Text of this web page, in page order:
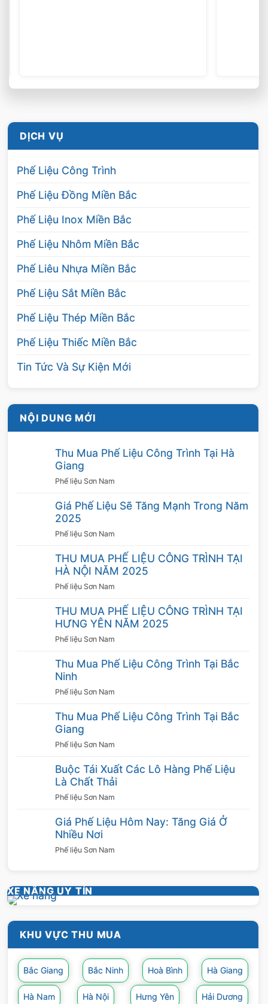
DỊCH VỤ
Phế Liệu Công Trình
Phế Liệu Đồng Miền Bắc
Phế Liệu Inox Miền Bắc
Phế Liệu Nhôm Miền Bắc
Phế Liêu Nhựa Miền Bắc
Phế Liệu Sắt Miền Bắc
Phế Liệu Thép Miền Bắc
Phế Liệu Thiếc Miền Bắc
Tin Tức Và Sự Kiện Mới
NỘI DUNG MỚI
Thu Mua Phế Liệu Công Trình Tại Hà
Giang
Phế liệu Sơn Nam
Giá Phế Liệu Sẽ Tăng Mạnh Trong Năm
2025
Phế liệu Sơn Nam
THU MUA PHẾ LIỆU CÔNG TRÌNH TẠI
HÀ NỘI NĂM 2025
Phế liệu Sơn Nam
THU MUA PHẾ LIỆU CÔNG TRÌNH TẠI
HƯNG YÊN NĂM 2025
Phế liệu Sơn Nam
Thu Mua Phế Liệu Công Trình Tại Bắc
Ninh
Phế liệu Sơn Nam
Thu Mua Phế Liệu Công Trình Tại Bắc
Giang
Phế liệu Sơn Nam
Buộc Tái Xuất Các Lô Hàng Phế Liệu
Là Chất Thải
Phế liệu Sơn Nam
Giá Phế Liệu Hôm Nay: Tăng Giá Ở
Nhiều Nơi
Phế liệu Sơn Nam
XE NÂNG UY TÍN
KHU VỰC THU MUA
Bắc Giang Bắc Ninh Hoà Bình Hà Giang
Hà Nam Hà Nội Hưng Yên Hải Dương